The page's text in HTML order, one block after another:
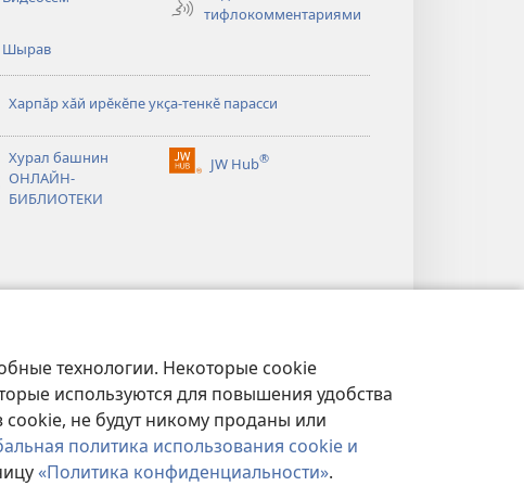
технологии. Некоторые cookie
используются для повышения удобства
не будут никому проданы или
политика использования cookie и
«Политика конфиденциальности».
тифлокомментариями
Шырав
Харпӑр хӑй ирӗкӗпе укҫа-тенкӗ парасси
Хурал башнин
ОНЛАЙН-
БИБЛИОТЕКИ
JW Hub®
(открывается